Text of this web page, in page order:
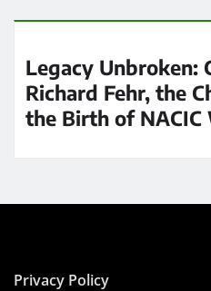
Legacy Unbroken:
Richard Fehr, the
the Birth of NACIC
Privacy Policy